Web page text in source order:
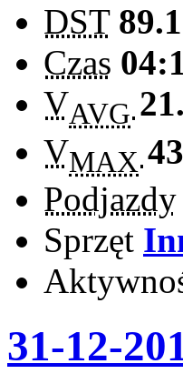
DST
Czas
VAVG
VMAX
Podjazdy
Sprzęt
31-12-